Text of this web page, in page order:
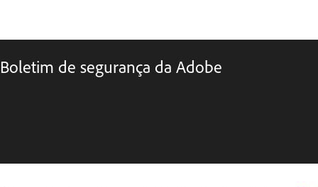
Boletim de segurança da Adobe